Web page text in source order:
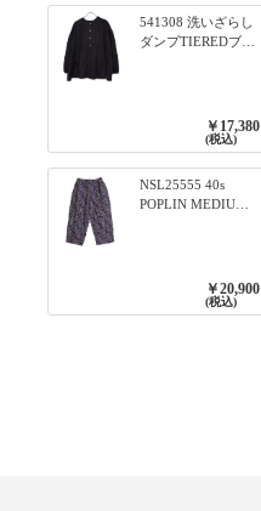
541308 洗いざらし
ダンプTIEREDブシ
￥17,380
(税込)
NSL25555 40s
POPLIN MEDIUM
￥20,900
(税込)